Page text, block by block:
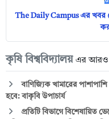
The Daily Campus এর খবর
কৃষি বিশ্ববিদ্যালয় এর আরও
বাণিজ্যিক খামারের
হবে: বাকৃবি উপাচার্য
প্রতিটি বিভাগে বিশেষায়িত